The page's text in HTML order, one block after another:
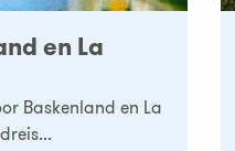
en La
Baskenland en La